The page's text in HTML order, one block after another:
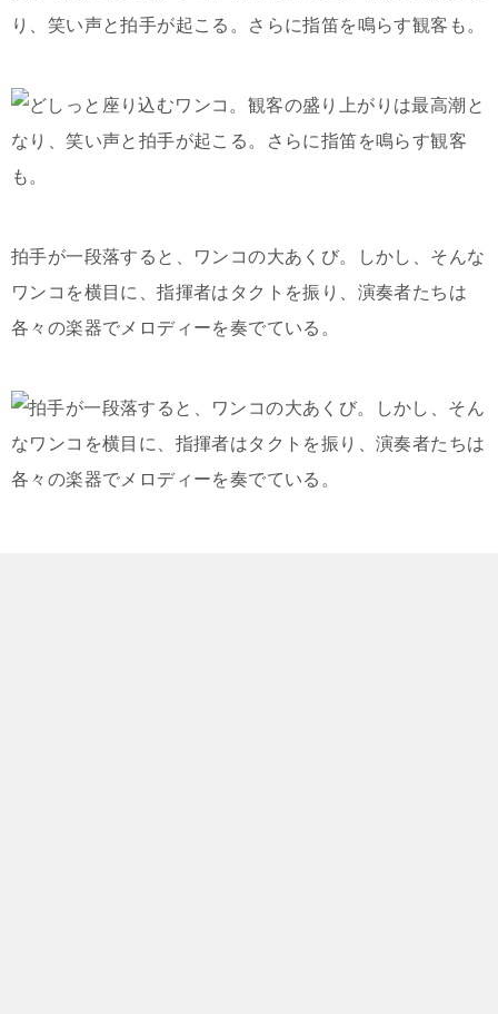
り、笑い声と拍手が起こる。さらに指笛を鳴らす観客も。
拍手が一段落すると、ワンコの大あくび。しかし、そんな
ワンコを横目に、指揮者はタクトを振り、演奏者たちは
各々の楽器でメロディーを奏でている。